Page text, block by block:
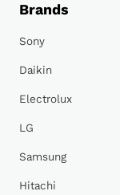
Brands
Sony
Daikin
Electrolux
LG
Samsung
Hitachi